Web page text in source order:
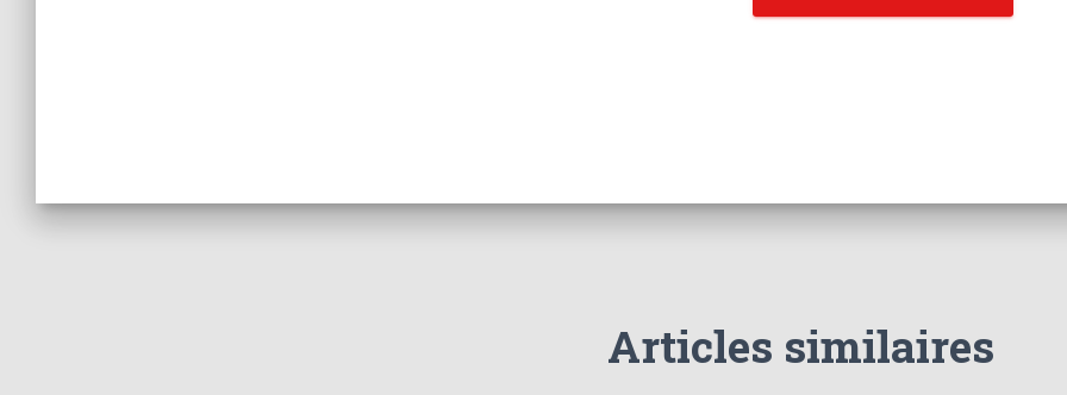
Articles similaires